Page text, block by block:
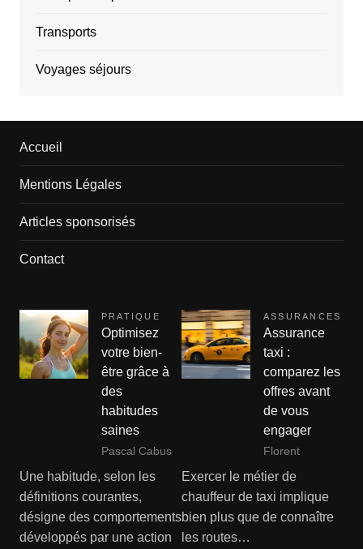
Transports
Voyages séjours
Accueil
Mentions Légales
Articles sponsorisés
Contact
PRATIQUE
Optimisez
votre bien-
être grâce à
des
habitudes
saines
Pascal Cabus
Une habitude, selon les
définitions courantes,
désigne des comportements
développés par une action
ASSURANCES
Assurance
taxi :
comparez les
offres avant
de vous
engager
Florent
Exercer le métier de
chauffeur de taxi implique
bien plus que de connaître
les routes…